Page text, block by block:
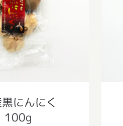
にんにく 100g
にんにく
100g